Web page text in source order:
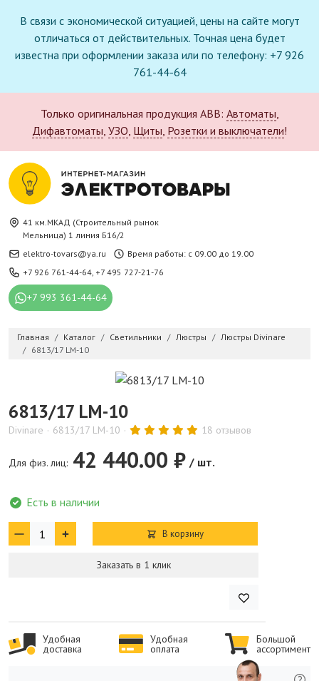
В связи с экономической ситуацией, цены на сайте могут
отличаться от действительных. Точная цена будет
известна при оформлении заказа или по телефону: +7 926
761-44-64
Только оригинальная продукция ABB: Автоматы,
Дифавтоматы, УЗО, Щиты, Розетки и выключатели!
41 км.МКАД (Строительный рынок
Мельница) 1 линия Б16/2
elektro-tovars@ya.ru
Время работы: с 09.00 до 19.00
+7 926 761-44-64, +7 495 727-21-76
+7 993 361-44-64
Главная Каталог Светильники Люстры
Люстры Divinare
6813/17 LM-10
6813/17 LM-10
Divinare 6813/17 LM-10 18 отзывов
Для физ. лиц: 42 440.00 ₽ / шт.
Есть в наличии
В корзину
Заказать в 1 клик
Удобная
доставка
Удобная
оплата
Большой
ассортимент